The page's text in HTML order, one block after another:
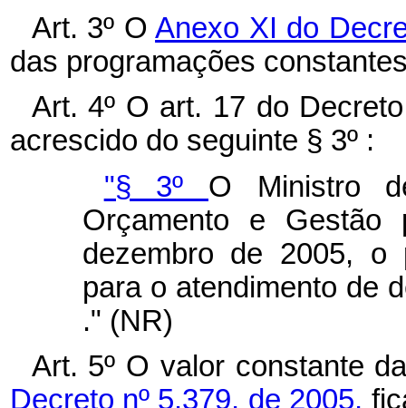
Art. 3º OAnexo XI do
das programações
Art. 4º O art. 17 do
acrescido do seguinte § 3º :
"§ 3º O Ministro
Orçamento e Gestão
dezembro de 2005,
para o atendimento de
." (NR)
Art. 5º O valor constante
Decreto nº 5.379, de 2005,